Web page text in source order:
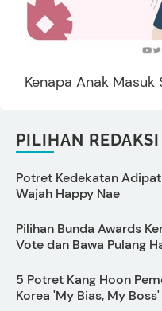
Kenapa Anak
PILIHAN REDAKSI
Potret Kedekatan
Wajah Happy Nae
Pilihan Bunda Awards
Vote dan Bawa Pulang
5 Potret Kang Hoon
Korea 'My Bias, My Boss'